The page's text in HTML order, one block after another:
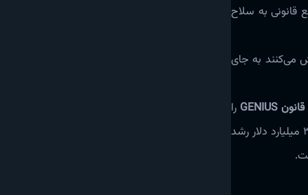
قانونی به سلاح
می‌کنند به جای
قانون GENIUS
را
تصویب کرد که قوانین واضح‌تری را برای استیبل‌کوین‌های پرداخت وضع می‌کند. از زمان تصویب این قانون، بازار کل استیبل‌کوین‌ها به بیش از ۳۰۰ میلیارد دلار رشد